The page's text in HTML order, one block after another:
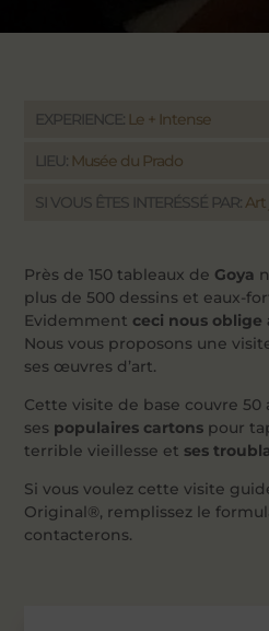
EXPERIENCE: Le + Intense
LIEU: Musée du Prado
SI VOUS ÊTES INTERÉSSÉ PAR:Art
Près de 150 tableaux de Goya
plus de 500 dessins et eaux-
Evidemment ceci nous oblige
Nous vous proposons une
ses œuvres d’art.
Cette visite de base couvre 50
ses populaires cartons pour
terrible vieillesse et ses
Si vous voulez cette visite
Original®, remplissez le
contacterons.